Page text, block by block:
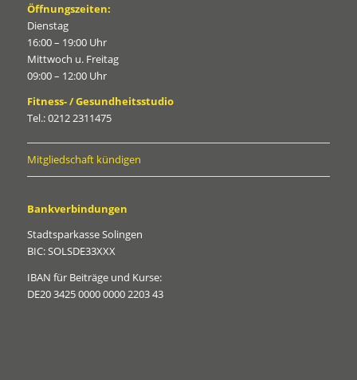
Öffnungszeiten:
Dienstag
16:00 – 19:00 Uhr
Mittwoch u. Freitag
09:00 – 12:00 Uhr
Fitness- / Gesundheitsstudio
Tel.: 0212 2311475
Mitgliedschaft kündigen
Bankverbindungen
Stadtsparkasse Solingen
BIC: SOLSDE33XXX
IBAN für Beiträge und Kurse:
DE20 3425 0000 0000 2203 43